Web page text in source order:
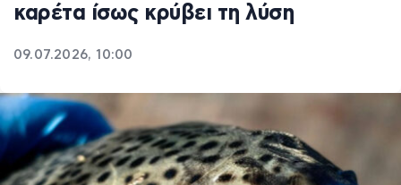
καρέτα ίσως κρύβει τη λύση
09.07.2026, 10:00